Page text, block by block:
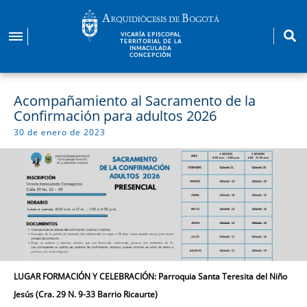
contenido
VICARÍA EPISCOPAL
TERRITORIAL DE LA
INMACULADA
CONCEPCIÓN
Acompañamiento al Sacramento de la
Confirmación para adultos 2026
30 de enero de 2023
LUGAR FORMACIÓN Y CELEBRACIÓN: Parroquia Santa Teresita del Niño
Jesús (Cra. 29 N. 9-33 Barrio Ricaurte)